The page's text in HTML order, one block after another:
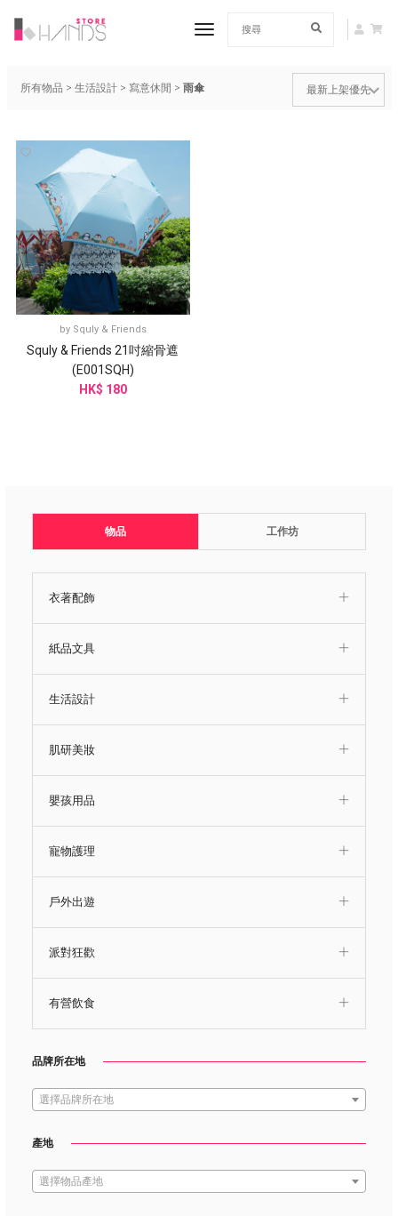
toggle navigation
物品 工作坊
衣著配飾
紙品文具
生活設計
肌研美妝
嬰孩用品
寵物護理
戶外出遊
派對狂歡
有營飲食
品牌所在地
選擇品牌所在地
產地
選擇物品產地
所有物品 > 生活設計> 寫意休閒 > 雨傘
by Squly & Friends
Squly & Friends 21吋縮骨遮
(E001SQH)
HK$ 180